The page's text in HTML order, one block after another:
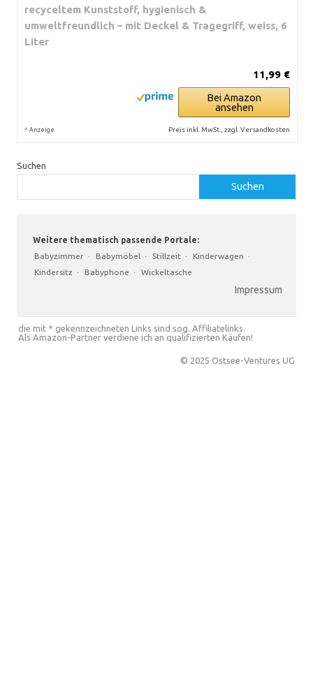
recyceltem Kunststoff, hygienisch &
umweltfreundlich – mit Deckel & Tragegriff, weiss, 6
Liter
11,99 €
Bei Amazon
ansehen
* Anzeige Preis inkl. MwSt., zzgl. Versandkosten
Suchen
Suchen
Weitere thematisch passende Portale:
Babyzimmer · Babymöbel · Stillzeit · Kinderwagen ·
Kindersitz · Babyphone · Wickeltasche
Impressum
die mit * gekennzeichneten Links sind sog. Affiliatelinks.
Als Amazon-Partner verdiene ich an qualifizierten Käufen!
© 2025 Ostsee-Ventures UG